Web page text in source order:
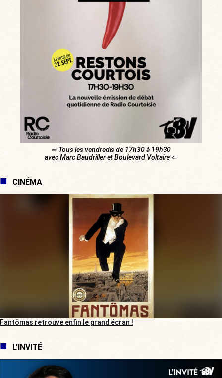
⇨ Tous les vendredis de 17h30 à 19h30
avec Marc Baudriller et Boulevard Voltaire ⇦
CINÉMA
Fantômas retrouve enfin le grand écran !
L'INVITÉ